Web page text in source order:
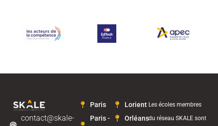
contact@skale-
Paris
Paris -
Lorient
Orléans
Les écoles membres
du réseau SKALE sont